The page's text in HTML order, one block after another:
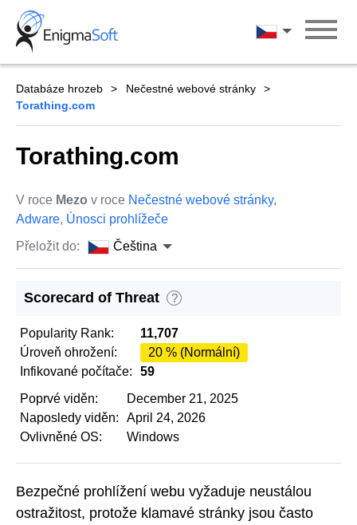
Skip
content
Čeština
Databáze hrozeb
Nečestné webové stránky
Torathing.com
Torathing.com
V roce Mezo v roce Nečestné webové stránky,
Adware, Únosci prohlížeče
Přeložit do:
Čeština
Scorecard of Threat ?
Popularity Rank:
11,707
Úroveň ohrožení:
20 % (Normální)
Infikované počítače:
59
Poprvé viděn:
December 21, 2025
Naposledy viděn:
April 24, 2026
Ovlivněné OS:
Windows
Bezpečné prohlížení webu vyžaduje neustálou
ostražitost, protože klamavé stránky jsou často